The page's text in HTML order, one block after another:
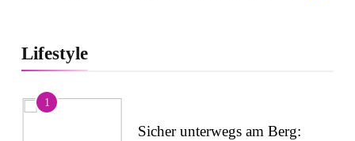
Lifestyle
1
Sicher unterwegs am Berg: